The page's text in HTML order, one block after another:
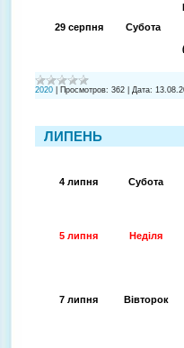
29 серпня Субота
2020 Просмотров: 362 Дата:
ЛИПЕНЬ
4 липня Субота
5 липня Неділя
7 липня Вівторок